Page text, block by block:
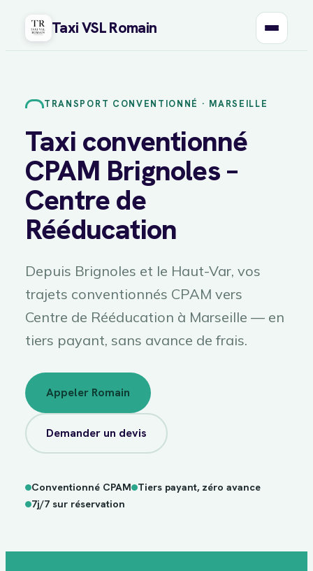
Taxi VSL Romain
TRANSPORT CONVENTIONNÉ · MARSEILLE
Taxi conventionné
CPAM Brignoles –
Centre de
Rééducation
Depuis Brignoles et le Haut-Var, vos
trajets conventionnés CPAM vers
Centre de Rééducation à Marseille — en
tiers payant, sans avance de frais.
Appeler Romain
Demander un devis
Conventionné CPAM Tiers payant, zéro avance
7j/7 sur réservation
CPAMtiers
payant